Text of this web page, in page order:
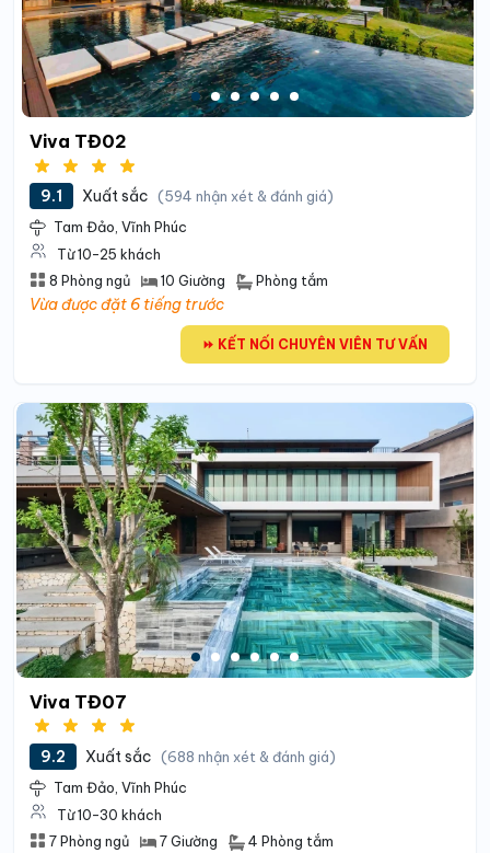
Viva TĐ02
9.1 Xuất sắc (594 nhận xét & đánh giá)
Tam Đảo, Vĩnh Phúc
Từ 10-25 khách
8 Phòng ngủ
10 Giường Phòng tắm
Vừa được đặt 6 tiếng trước
⏩ KẾT NỐI CHUYÊN VIÊN TƯ VẤN
Viva TĐ07
9.2 Xuất sắc (688 nhận xét & đánh giá)
Tam Đảo, Vĩnh Phúc
Từ 10-30 khách
7 Phòng ngủ
7 Giường 4 Phòng tắm